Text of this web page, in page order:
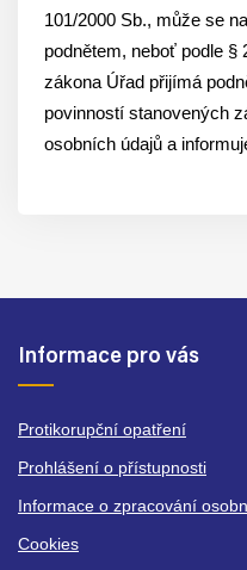
101/2000 Sb., může se
podnětem, neboť podle §
zákona Úřad přijímá
povinností stanovených
osobních údajů a
Informace pro vás
Protikorupční opatření
Prohlášení o přístupnosti
Informace o zpracování
Cookies